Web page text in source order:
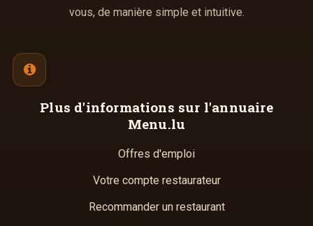
vous, de manière simple et intuitive.
Plus d'informations sur l'annuaire
Menu.lu
Offres d'emploi
Votre compte restaurateur
Recommander un restaurant